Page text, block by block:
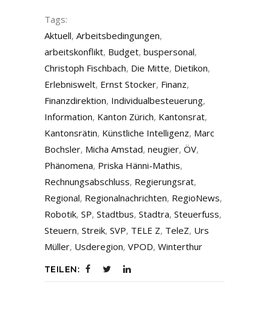
Tags:
Aktuell, Arbeitsbedingungen,
arbeitskonflikt, Budget, buspersonal,
Christoph Fischbach, Die Mitte, Dietikon,
Erlebniswelt, Ernst Stocker, Finanz,
Finanzdirektion, Individualbesteuerung,
Information, Kanton Zürich, Kantonsrat,
Kantonsrätin, Künstliche Intelligenz, Marc
Bochsler, Micha Amstad, neugier, ÖV,
Phänomena, Priska Hänni-Mathis,
Rechnungsabschluss, Regierungsrat,
Regional, Regionalnachrichten, RegioNews,
Robotik, SP, Stadtbus, Stadtra, Steuerfuss,
Steuern, Streik, SVP, TELE Z, TeleZ, Urs
Müller, Usderegion, VPOD, Winterthur
TEILEN: